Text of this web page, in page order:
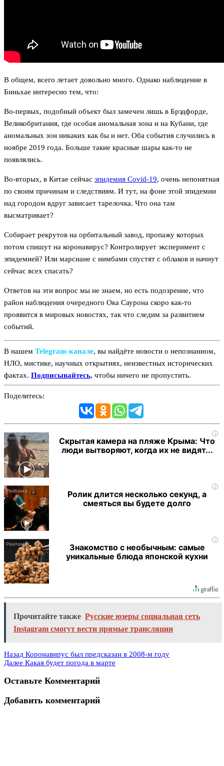
В общем, всего летает довольно много. Однако наблюдение в
Биньхае интересно тем, что:
Во-первых, подобный объект был замечен лишь в Брэдфорде,
Великобритания, где особая аномальная зона и на Кубани, где
аномальных зон никаких как бы и нет. Оба события случились в
ноябре 2019 года. Больше такие красные шары как-то не
появлялись.
Во-вторых, в Китае сейчас эпидемия Covid-19, очень непонятная
по своим причинам и следствиям. И тут, на фоне этой эпидемии
над городом вдруг зависает тарелочка. Что она там
высматривает?
Собирает рекрутов на орбитальный завод, пропажу которых
потом спишут на коронавирус? Контролирует эксперимент с
эпидемией? Или марсиане с нимбами спустят с облаков и начнут
сейчас всех спасать?
Ответов на эти вопрос мы не знаем, но есть подозрение, что
район наблюдения очередного Ока Саурона скоро как-то
проявится в мировых новостях, так что следим за развитием
событий.
В нашем Telegram‑канале, вы найдёте новости о непознанном,
НЛО, мистике, научных открытиях, неизвестных исторических
фактах. Подписывайтесь, чтобы ничего не пропустить.
Поделитесь:
i
Скрытая камера на пляже Крыма: Что
люди вытворяют, когда их не видят...
i
Ролик длится несколько секунд, а
смеяться вы будете долго
i
Знакомство с необычным: самые
уникальные блюда японской кухни
Прочитайте также Русские юзеры социальная сеть
Instagram смогут вести прямые трансляции
Назад Коронавирус был предсказан в 2008-м году
Далее Какая будет погода в марте
Оставьте Комментарий
Добавить комментарий